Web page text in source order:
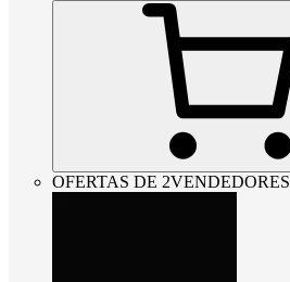
OFERTAS DE 2VENDEDORES